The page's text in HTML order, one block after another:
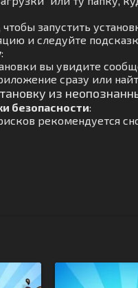
запустить
и следуйте
:
вы увидите
сразу или
из
безопасности:
рекомендуется